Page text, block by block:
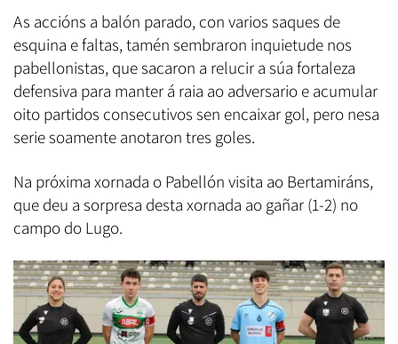
As accións a balón parado, con varios saques de
esquina e faltas, tamén sembraron inquietude nos
pabellonistas, que sacaron a relucir a súa fortaleza
defensiva para manter á raia ao adversario e acumular
oito partidos consecutivos sen encaixar gol, pero nesa
serie soamente anotaron tres goles.
Na próxima xornada o Pabellón visita ao Bertamiráns,
que deu a sorpresa desta xornada ao gañar (1-2) no
campo do Lugo.